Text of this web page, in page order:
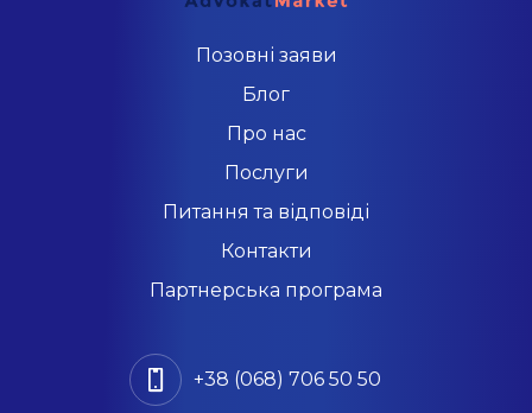
Позовні заяви
Блог
Про нас
Послуги
Питання та відповіді
Контакти
Партнерська програма
+38 (068) 706 50 50